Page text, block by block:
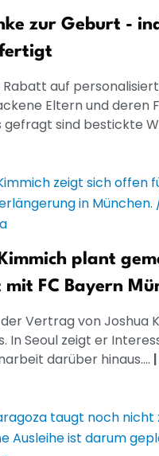
zur Geburt -
Rabatt auf
Eltern und deren
gefragt sind bestickte
plant
FC Bayern
Vertrag von Joshua
In Seoul zeigt er
darüber hinaus.... |